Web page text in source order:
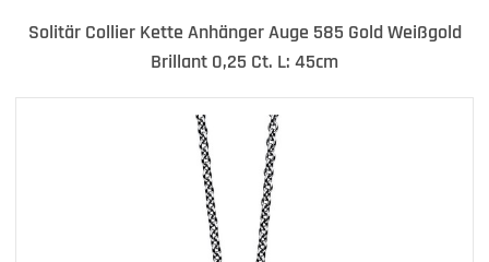
Solitär Collier Kette Anhänger Auge 585 Gold Weißgold
Brillant 0,25 Ct. L: 45cm